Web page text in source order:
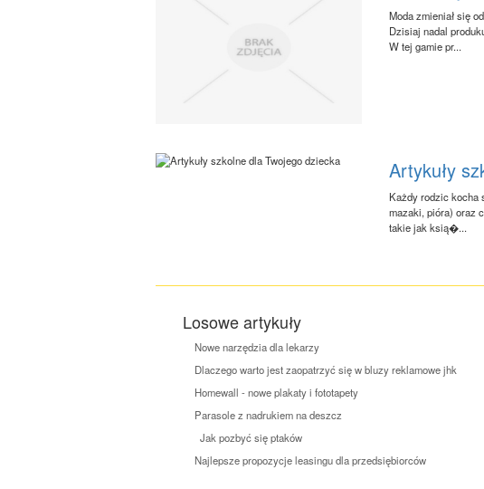
Moda zmieniał się
Dzisiaj nadal
W tej gamie pr...
Artykuły
Każdy rodzic kocha
mazaki, pióra) oraz
takie jak ksią�...
Losowe artykuły
Nowe narzędzia dla lekarzy
Dlaczego warto jest zaopatrzyć się w bluzy reklamowe jhk
Homewall - nowe plakaty i fototapety
Parasole z nadrukiem na deszcz
Jak pozbyć się ptaków
Najlepsze propozycje leasingu dla przedsiębiorców